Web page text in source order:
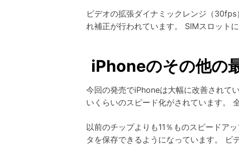
ビデオの拡張ダイナミックレンジ（
れ補正が行われています。 SIMスロット
iPhoneのその他の
今回の発売でiPhoneは大幅に改善されて
いくらいのスピード化がされています。
以前のチップよりも11％ものスピードア
タを保存できるようになっています。 ビ